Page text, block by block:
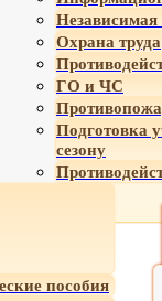
Независимая
Охрана труда
ГО и ЧС
Подготовка
сезону
пособия